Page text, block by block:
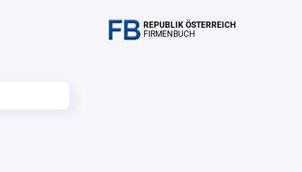
REPUBLIK ÖSTERREICH
FIRMENBUCH